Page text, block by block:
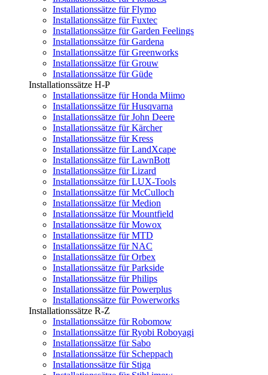
Installationssätze für Flymo
Installationssätze für Fuxtec
Installationssätze für Garden Feelings
Installationssätze für Gardena
Installationssätze für Greenworks
Installationssätze für Grouw
Installationssätze für Güde
Installationssätze H-P
Installationssätze für Honda Miimo
Installationssätze für Husqvarna
Installationssätze für John Deere
Installationssätze für Kärcher
Installationssätze für Kress
Installationssätze für LandXcape
Installationssätze für LawnBott
Installationssätze für Lizard
Installationssätze für LUX-Tools
Installationssätze für McCulloch
Installationssätze für Medion
Installationssätze für Mountfield
Installationssätze für Mowox
Installationssätze für MTD
Installationssätze für NAC
Installationssätze für Orbex
Installationssätze für Parkside
Installationssätze für Philips
Installationssätze für Powerplus
Installationssätze für Powerworks
Installationssätze R-Z
Installationssätze für Robomow
Installationssätze für Ryobi Roboyagi
Installationssätze für Sabo
Installationssätze für Scheppach
Installationssätze für Stiga